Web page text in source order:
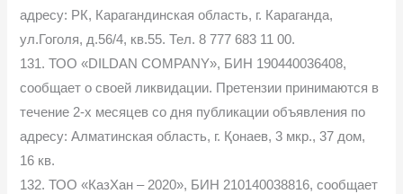
адресу: РК, Карагандинская область, г. Караганда,
ул.Гоголя, д.56/4, кв.55. Тел. 8 777 683 11 00.
131. ТОО «DILDAN COMPANY», БИН 190440036408,
сообщает о своей ликвидации. Претензии принимаются в
течение 2-х месяцев со дня публикации объявления по
адресу: Алматинская область, г. Қонаев, 3 мкр., 37 дом,
16 кв.
132. ТОО «КазХан – 2020», БИН 210140038816, сообщает